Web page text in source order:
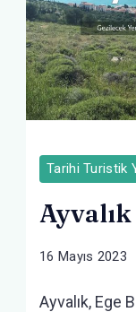
Tarihi Turistik
16 Mayıs 2023
Ayvalık, Ege